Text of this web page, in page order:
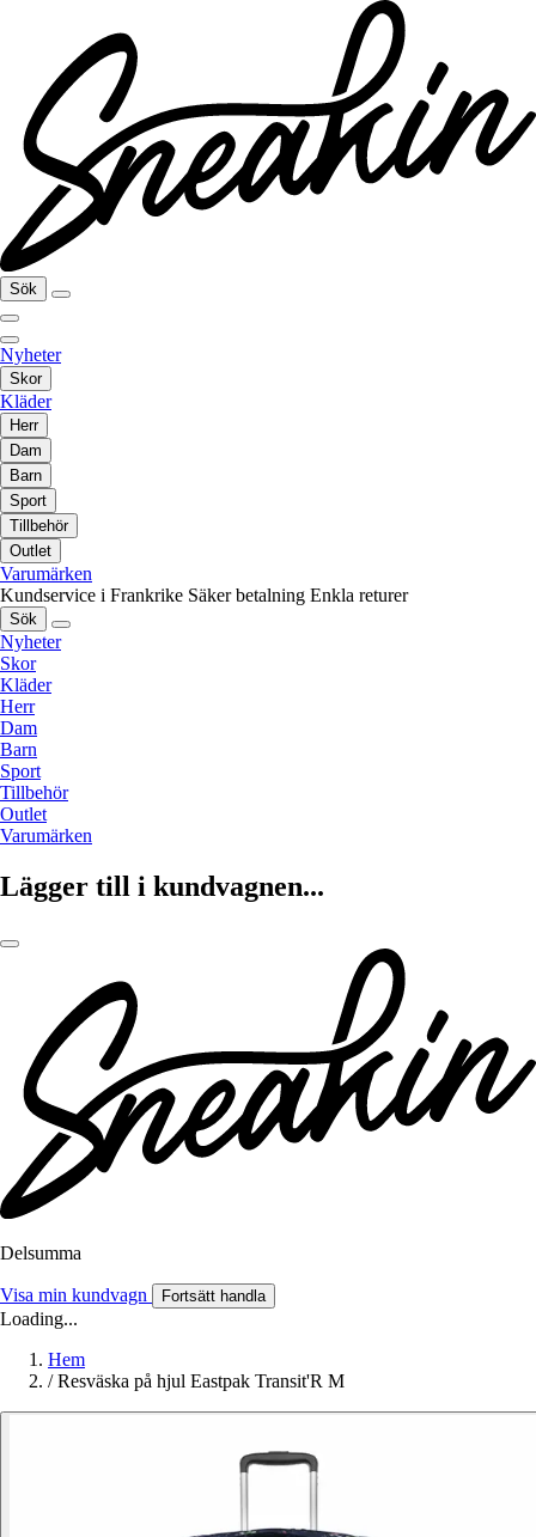
Sök
Nyheter
Skor
Kläder
Herr
Dam
Barn
Sport
Tillbehör
Outlet
Varumärken
Kundservice i Frankrike Säker betalning Enkla returer
Sök
Nyheter
Skor
Kläder
Herr
Dam
Barn
Sport
Tillbehör
Outlet
Varumärken
Lägger till i kundvagnen...
Delsumma
Visa min kundvagn Fortsätt handla
Loading...
Hem
/ Resväska på hjul Eastpak Transit'R M